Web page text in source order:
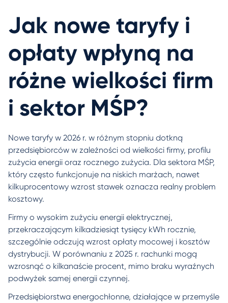
Jak nowe taryfy i
opłaty wpłyną na
różne wielkości firm
i sektor MŚP?
Nowe taryfy w 2026 r. w różnym stopniu dotkną
przedsiębiorców w zależności od wielkości firmy, profilu
zużycia energii oraz rocznego zużycia. Dla sektora MŚP,
który często funkcjonuje na niskich marżach, nawet
kilkuprocentowy wzrost stawek oznacza realny problem
kosztowy.
Firmy o wysokim zużyciu energii elektrycznej,
przekraczającym kilkadziesiąt tysięcy kWh rocznie,
szczególnie odczują wzrost opłaty mocowej i kosztów
dystrybucji. W porównaniu z 2025 r. rachunki mogą
wzrosnąć o kilkanaście procent, mimo braku wyraźnych
podwyżek samej energii czynnej.
Przedsiębiorstwa energochłonne, działające w przemyśle